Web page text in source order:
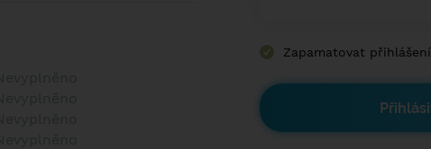
Zapamatovat přihlášení